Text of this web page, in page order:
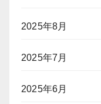
2025年8月
2025年7月
2025年6月